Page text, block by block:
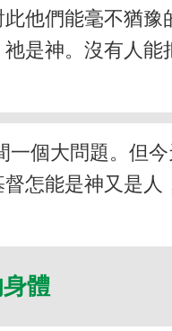
他們能毫不猶豫
是神。沒有人能
個大問題。但
怎能是神又是人
體